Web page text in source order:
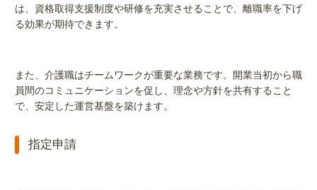
は、資格取得支援制度や研修を充実させることで、離職率を下げ
る効果が期待できます。
また、介護職はチームワークが重要な業務です。開業当初から職
員間のコミュニケーションを促し、理念や方針を共有すること
で、安定した運営基盤を築けます。
指定申請